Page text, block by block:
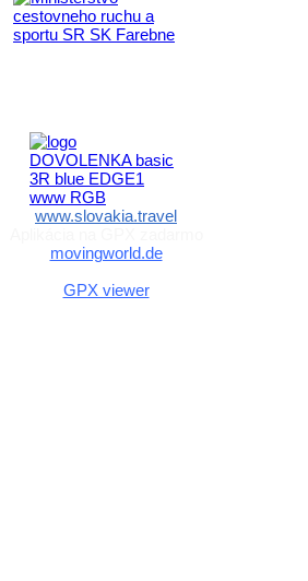
www.slovakia.travel
movingworld.de
GPX viewer